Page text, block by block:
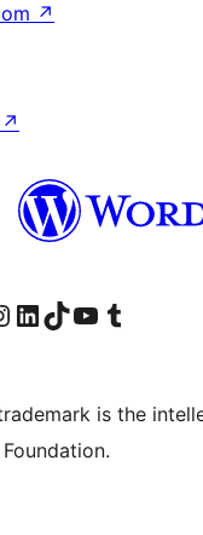
↗
↗
oldalunk megtekintése
our Instagram account
Visit our LinkedIn account
Visit our TikTok account
Visit our YouTube channel
Visit our Tumblr account
is the